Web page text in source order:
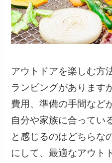
アウトドアを楽しむ方
ランピングがあります
費用、準備の手間など
自分や家族に合ってい
と感じるのはどちらな
にして、最適なアウト